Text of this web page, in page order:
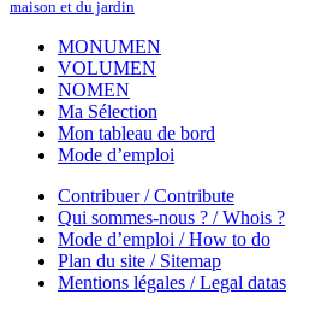
maison et du jardin
MONUMEN
VOLUMEN
NOMEN
Ma Sélection
Mon tableau de bord
Mode d’emploi
Contribuer / Contribute
Qui sommes-nous ? / Whois ?
Mode d’emploi / How to do
Plan du site / Sitemap
Mentions légales / Legal datas